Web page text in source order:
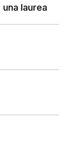
laurea